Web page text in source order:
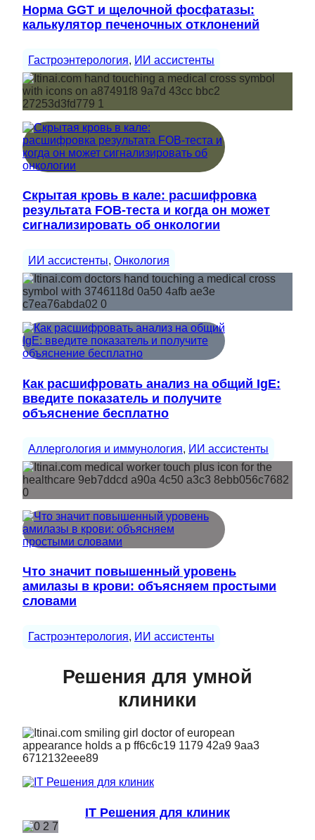
Норма GGT и щелочной фосфатазы:
калькулятор печеночных отклонений
Гастроэнтерология, ИИ ассистенты
Скрытая кровь в кале: расшифровка
результата FOB-теста и когда он может
сигнализировать об онкологии
ИИ ассистенты, Онкология
Как расшифровать анализ на общий IgE:
введите показатель и получите
объяснение бесплатно
Аллергология и иммунология, ИИ ассистенты
Что значит повышенный уровень
амилазы в крови: объясняем простыми
словами
Гастроэнтерология, ИИ ассистенты
Решения для умной
клиники
IT Решения для клиник